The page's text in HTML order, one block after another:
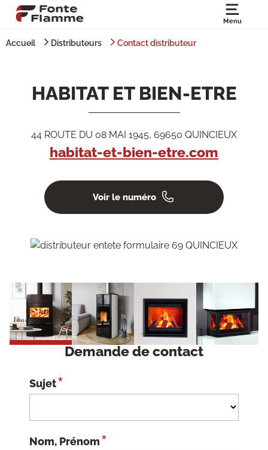
Menu
Accueil Distributeurs Contact distributeur
HABITAT ET BIEN-ETRE
44 ROUTE DU 08 MAI 1945, 69650 QUINCIEUX
habitat-et-bien-etre.com
Voir le numéro
Demande de contact
Sujet*
Nom, Prénom*